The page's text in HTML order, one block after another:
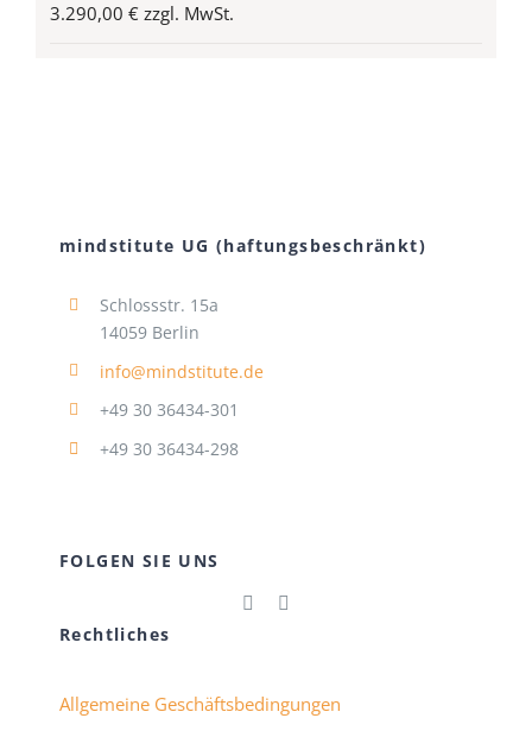
3.290,00 € zzgl. MwSt.
mindstitute UG (haftungsbeschränkt)
Schlossstr. 15a
14059 Berlin
info@mindstitute.de
+49 30 36434-301
+49 30 36434-298
FOLGEN SIE UNS
Rechtliches
Allgemeine Geschäftsbedingungen